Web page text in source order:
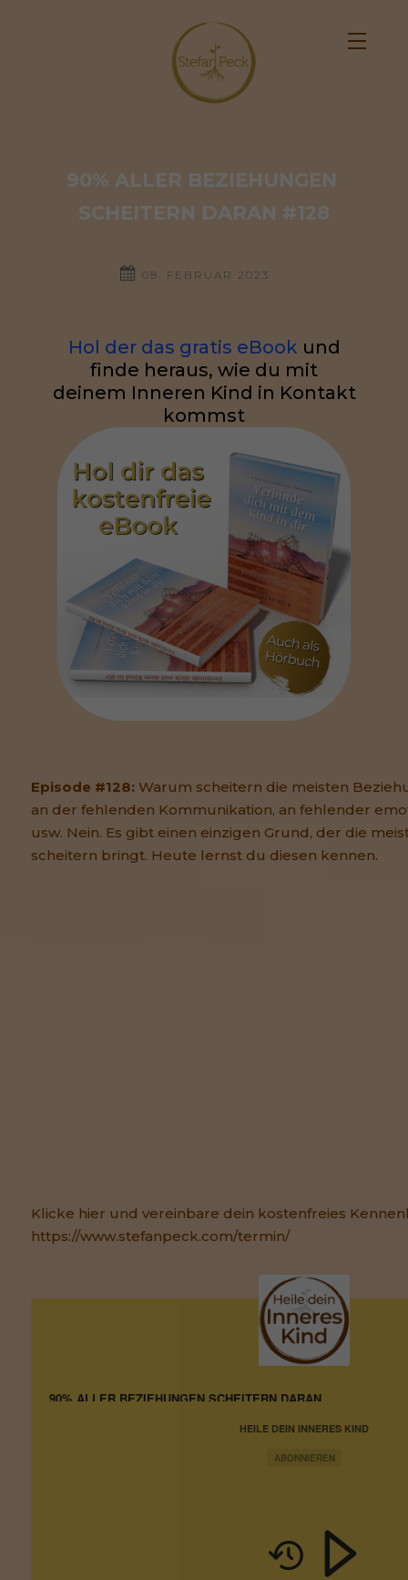
90% ALLER BEZIEHUNGEN
SCHEITERN DARAN #128
08. FEBRUAR 2023
Hol der das gratis eBook und
finde heraus, wie du mit
deinem Inneren Kind in Kontakt
kommst
Episode #128: Warum scheitern die meisten
an der fehlenden Kommunikation, an fehlender
usw. Nein. Es gibt einen einzigen Grund, der die
scheitern bringt. Heute lernst du diesen kennen.
Klicke hier und vereinbare dein kostenfreies
https://www.stefanpeck.com/termin/
HEILE DEIN INNERES KIND
ABONNIEREN
90% ALLER BEZIEHUNGEN SCHEITERN DARAN